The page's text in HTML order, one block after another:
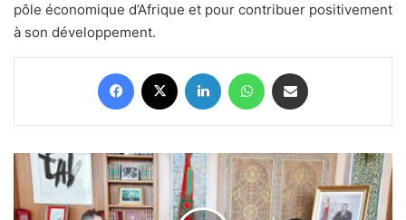
pôle économique d’Afrique et pour contribuer positivement
à son développement.
Facebook Linkedin WhatsApp
Pas
de
changement